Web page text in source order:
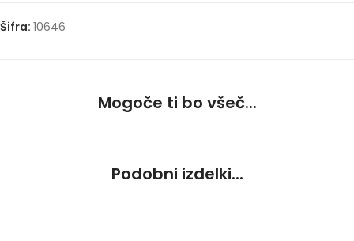
Šifra: 10646
Mogoče ti bo všeč...
Podobni izdelki...